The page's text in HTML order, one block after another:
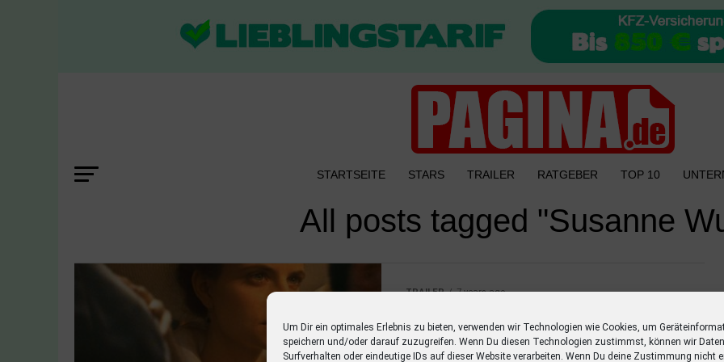
Um Dir ein optimales Erlebnis zu bieten, verwenden wir Technologien wie Cookies, um
speichern und/oder darauf zuzugreifen. Wenn Du diesen Technologien zustimmst, können wir
Surfverhalten oder eindeutige IDs auf dieser Website verarbeiten. Wenn Du deine Zustimmung nicht
STARTSEITE STARS TRAILER RATGEBER TOP 10
All posts tagged "Susanne
TRAILER 7 years ago
Hier siehst Du den Sunset Trailer. Der Film